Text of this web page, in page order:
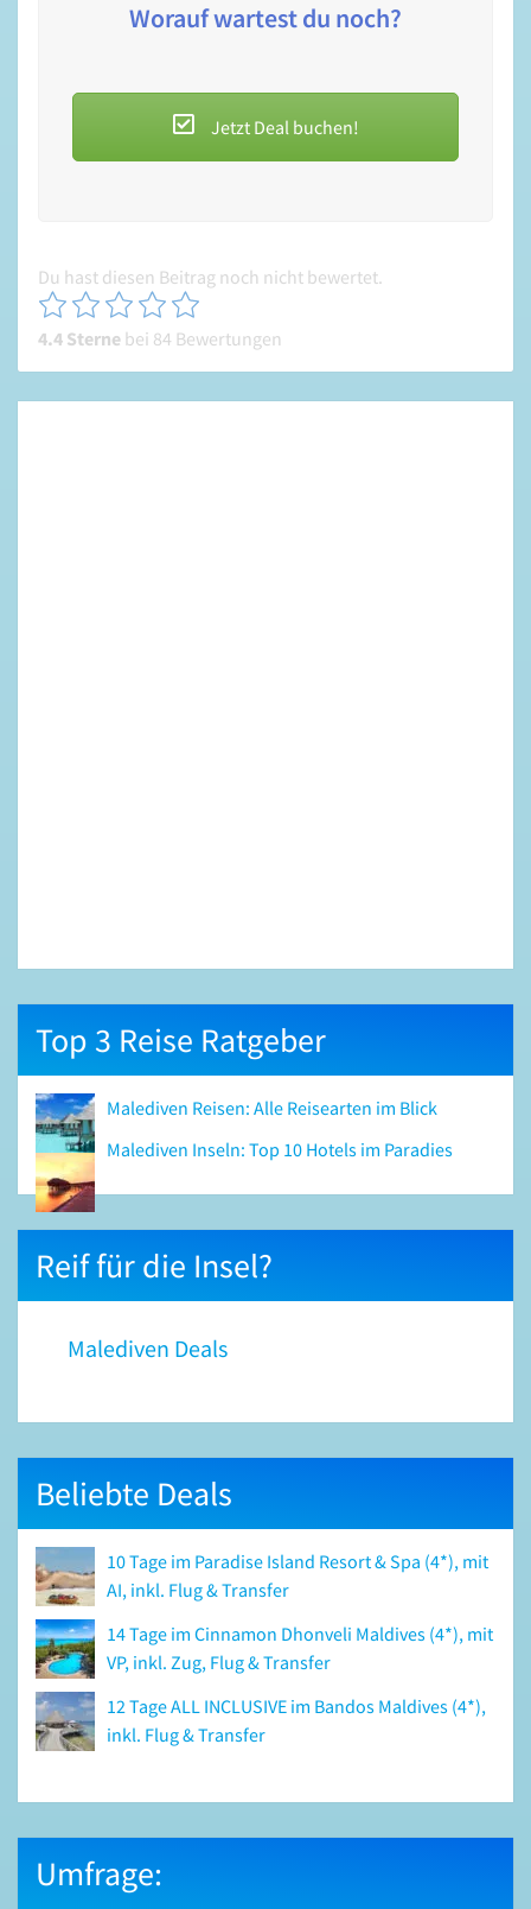
Worauf wartest du noch?
Jetzt Deal buchen!
Du hast diesen Beitrag noch nicht bewertet.
4.4 Sterne bei 84 Bewertungen
Top 3 Reise Ratgeber
Malediven Reisen: Alle Reisearten im Blick
Malediven Inseln: Top 10 Hotels im Paradies
Reif für die Insel?
Malediven Deals
Beliebte Deals
10 Tage im Paradise Island Resort & Spa (4*), mit
AI, inkl. Flug & Transfer
14 Tage im Cinnamon Dhonveli Maldives (4*), mit
VP, inkl. Zug, Flug & Transfer
12 Tage ALL INCLUSIVE im Bandos Maldives (4*),
inkl. Flug & Transfer
Umfrage: